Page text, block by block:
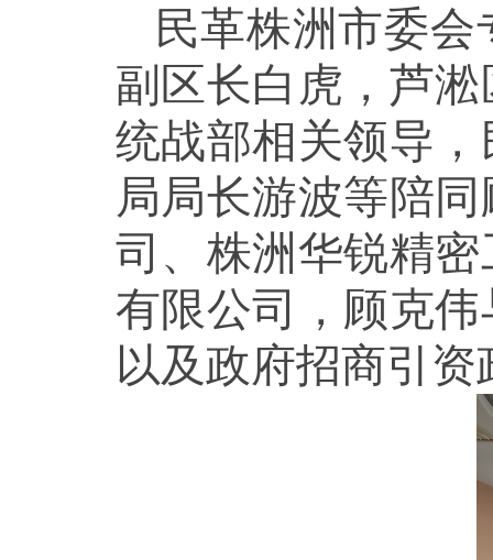
民革株洲市委
副区长白虎，芦
统战部相关领导
局局长游波等陪
司、株洲华锐精
有限公司，顾克
以及政府招商引